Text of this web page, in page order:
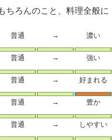
ちろんのこと、料理全般に
普通 → 濃い
普通 → 強い
普通 → 好まれる
普通 → 豊か
普通 → しやすい